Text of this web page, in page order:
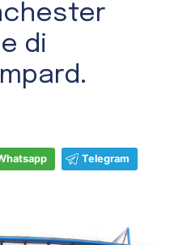
di
Telegram